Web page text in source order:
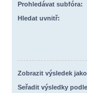
Prohledávat subfóra:
Hledat uvnitř:
Zobrazit výsledek
Seřadit výsledky